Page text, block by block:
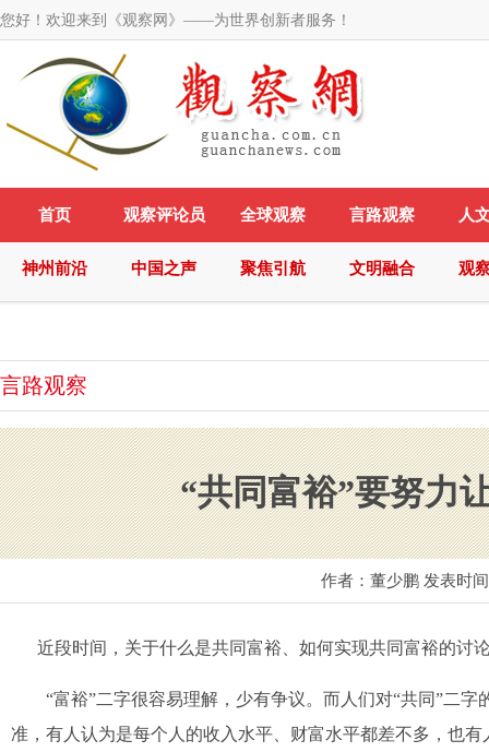
您好！欢迎来到《观察网》——为世界创新者服务！
首页 观察评论员 全球观察 言路观察 人
神州前沿 中国之声 聚焦引航 文明融合 观
言路观察
“共同富裕”要努力
作者：董少鹏 发表时
近段时间，关于什么是共同富裕、如何实现共同富裕的讨
“富裕”二字很容易理解，少有争议。而人们对“共同”二字
准，有人认为是每个人的收入水平、财富水平都差不多，也